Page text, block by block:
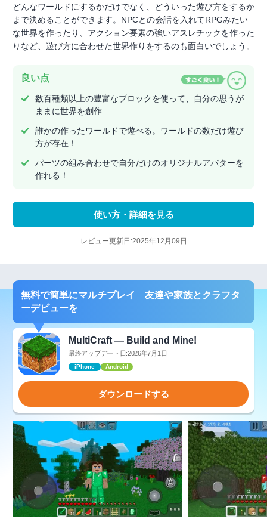
どんなワールドにするかだけでなく、どういった遊び方をするか
まで決めることができます。NPCとの会話を入れてRPGみたい
な世界を作ったり、アクション要素の強いアスレチックを作った
りなど、遊び方に合わせた世界作りをするのも面白いでしょう。
良い点
数百種類以上の豊富なブロックを使って、自分の思うが
ままに世界を創作
誰かの作ったワールドで遊べる。ワールドの数だけ遊び
方が存在！
パーツの組み合わせで自分だけのオリジナルアバターを
作れる！
使い方・詳細を見る
レビュー更新日:2025年12月09日
無料で簡単にマルチプレイ 友達や家族とクラフタ
ーデビューを
MultiCraft — Build and Mine!
最終アップデート日:2026年7月1日
iPhone Android
ダウンロードする